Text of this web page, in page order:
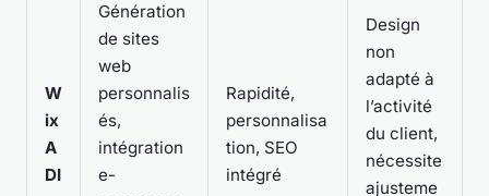
W
ix
A
DI
Génération
de sites
web
personnalis
és,
intégration
e-
Rapidité,
personnalisa
tion, SEO
intégré
Design
non
adapté à
l’activité
du client,
nécessite
ajusteme